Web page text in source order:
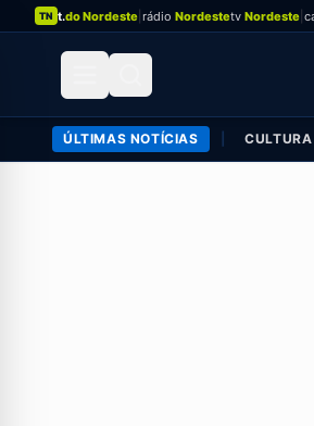
TN t.do Nordeste rádio Nordestetv Nordeste
ÚLTIMAS NOTÍCIAS CULTURA